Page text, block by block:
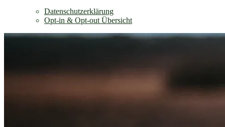
Datenschutzerklärung
Opt-in & Opt-out Übersicht